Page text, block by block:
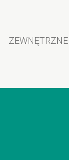
ZEWNĘTRZNE